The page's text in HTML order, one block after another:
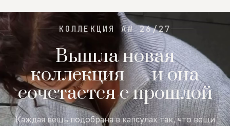
КОЛЛЕКЦИЯ AW 26/27
Вышла новая
коллекция — и она
сочетается с прошлой
Каждая вещь подобрана в капсулах так, что вещи